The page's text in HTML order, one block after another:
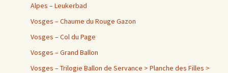
Alpes – Leukerbad
Vosges – Chaume du Rouge Gazon
Vosges – Col du Page
Vosges – Grand Ballon
Vosges – Trilogie Ballon de Servance > Planche des Filles >